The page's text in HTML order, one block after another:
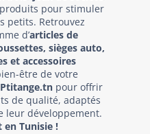
pour stimuler
petits. Retrouvez
d’articles de
sièges auto,
et accessoires
être de votre
Ptitange.tn pour offrir
de qualité, adaptés
leur développement.
Tunisie !